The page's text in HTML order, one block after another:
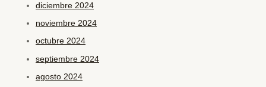
diciembre 2024
noviembre 2024
octubre 2024
septiembre 2024
agosto 2024